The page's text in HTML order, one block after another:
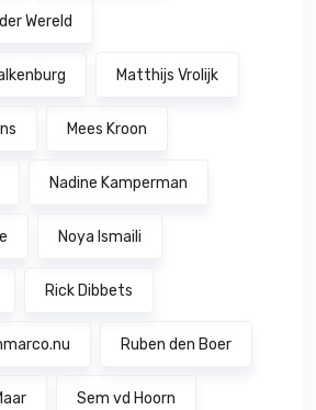
Wereld
Matthijs Vrolijk
Mees Kroon
Nadine Kamperman
Noya Ismaili
Rick Dibbets
Ruben den Boer
Sem vd Hoorn